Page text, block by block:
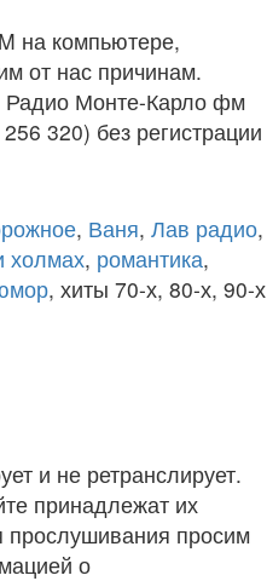
на компьютере,
от нас причинам.
Радио Монте-Карло фм
320) без регистрации
, Ваня, Лав радио,
холмах, романтика,
, хиты 70-х, 80-х, 90-х
и не ретранслирует.
принадлежат их
прослушивания просим
о